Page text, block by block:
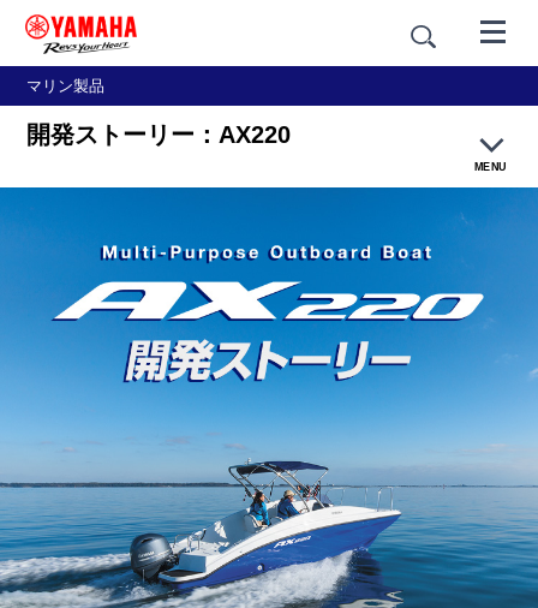
マリン製品
開発ストーリー：AX220
MENU
デザイン
テクノロジー